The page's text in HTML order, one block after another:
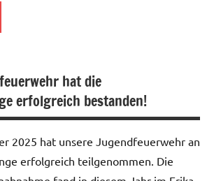
hat die
erfolgreich bestanden!
2025 hat unsere Jugendfeuerwehr an
erfolgreich teilgenommen. Die